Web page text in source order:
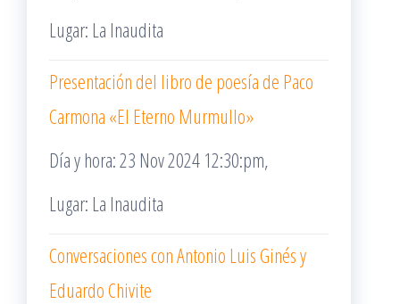
Lugar: La Inaudita
Presentación del libro de poesía de Paco
Carmona «El Eterno Murmullo»
Día y hora: 23 Nov 2024 12:30:pm,
Lugar: La Inaudita
Conversaciones con Antonio Luis Ginés y
Eduardo Chivite